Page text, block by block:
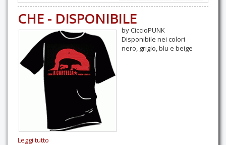
Ricostruiamo il Cartella!
Mediateca
Autoproduzioni
Contatti
CHE - DISPONIBILE
by CiccioPUNK
Disponibile nei colori
nero, grigio, blu e beige
Leggi tutto